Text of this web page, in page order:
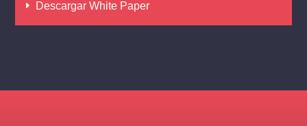
Descargar White Paper